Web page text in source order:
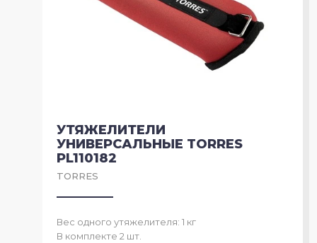
УТЯЖЕЛИТЕЛИ
УНИВЕРСАЛЬНЫЕ TORRES
PL110182
TORRES
Вес одного утяжелителя: 1 кг
В комплекте 2 шт.